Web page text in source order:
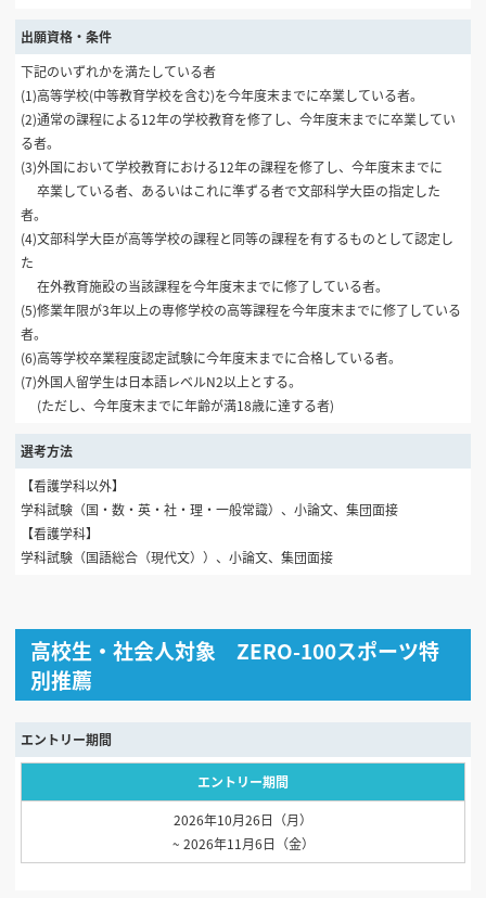
出願資格・条件
下記のいずれかを満たしている者
(1)高等学校(中等教育学校を含む)を今年度末までに卒業している者。
(2)通常の課程による12年の学校教育を修了し、今年度末までに卒業してい
る者。
(3)外国において学校教育における12年の課程を修了し、今年度末までに
卒業している者、あるいはこれに準ずる者で文部科学大臣の指定した
者。
(4)文部科学大臣が高等学校の課程と同等の課程を有するものとして認定し
た
在外教育施設の当該課程を今年度末までに修了している者。
(5)修業年限が3年以上の専修学校の高等課程を今年度末までに修了している
者。
(6)高等学校卒業程度認定試験に今年度末までに合格している者。
(7)外国人留学生は日本語レベルN2以上とする。
(ただし、今年度末までに年齢が満18歳に達する者)
選考方法
【看護学科以外】
学科試験（国・数・英・社・理・一般常識）、小論文、集団面接
【看護学科】
学科試験（国語総合（現代文））、小論文、集団面接
高校生・社会人対象 ZERO-100スポーツ特
別推薦
エントリー期間
エントリー期間
2026年10月26日（月）
~ 2026年11月6日（金）